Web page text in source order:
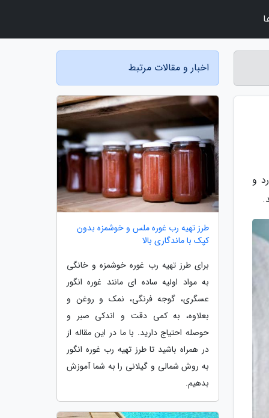
و
اخبار و مقالات مرتبط
طرز تهیه رب غوره ملس و خوشمزه بدون
کپک با ماندگاری بالا
برای طرز تهیه رب غوره خوشمزه و خانگی
به مواد اولیه ساده ای مانند غوره انگور
عسگری، گوجه فرنگی، نمک و روغن و
بعلاوه، به کمی دقت و اندکی صبر و
حوصله احتیاج دارید. با ما در این مقاله از
در همراه باشید تا طرز تهیه رب غوره انگور
به روش شمالی و گیلانی را به شما آموزش
بدهیم.